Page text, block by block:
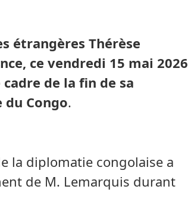
étrangères Thérèse
ce vendredi 15 mai 2026
de la fin de sa
Congo.
la diplomatie congolaise a
de M. Lemarquis durant